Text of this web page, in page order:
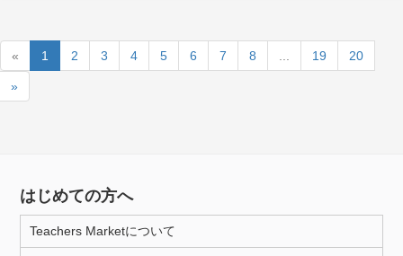
« 1 2 3 4 5 6 7 8 19 20
»
はじめての方へ
Teachers Marketについて